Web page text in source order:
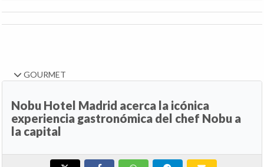
GOURMET
Nobu Hotel Madrid acerca la icónica
experiencia gastronómica del chef Nobu a
la capital